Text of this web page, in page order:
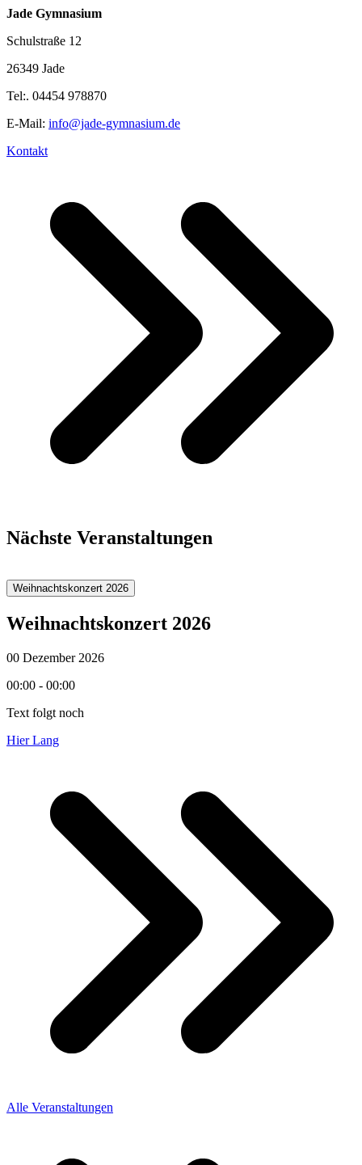
Jade Gymnasium
Schulstraße 12
26349 Jade
Tel:. 04454 978870
E-Mail: info@jade-gymnasium.de
Kontakt
Nächste Veranstaltungen
Weihnachtskonzert 2026
Weihnachtskonzert 2026
00 Dezember 2026
00:00 - 00:00
Text folgt noch
Hier Lang
Alle Veranstaltungen